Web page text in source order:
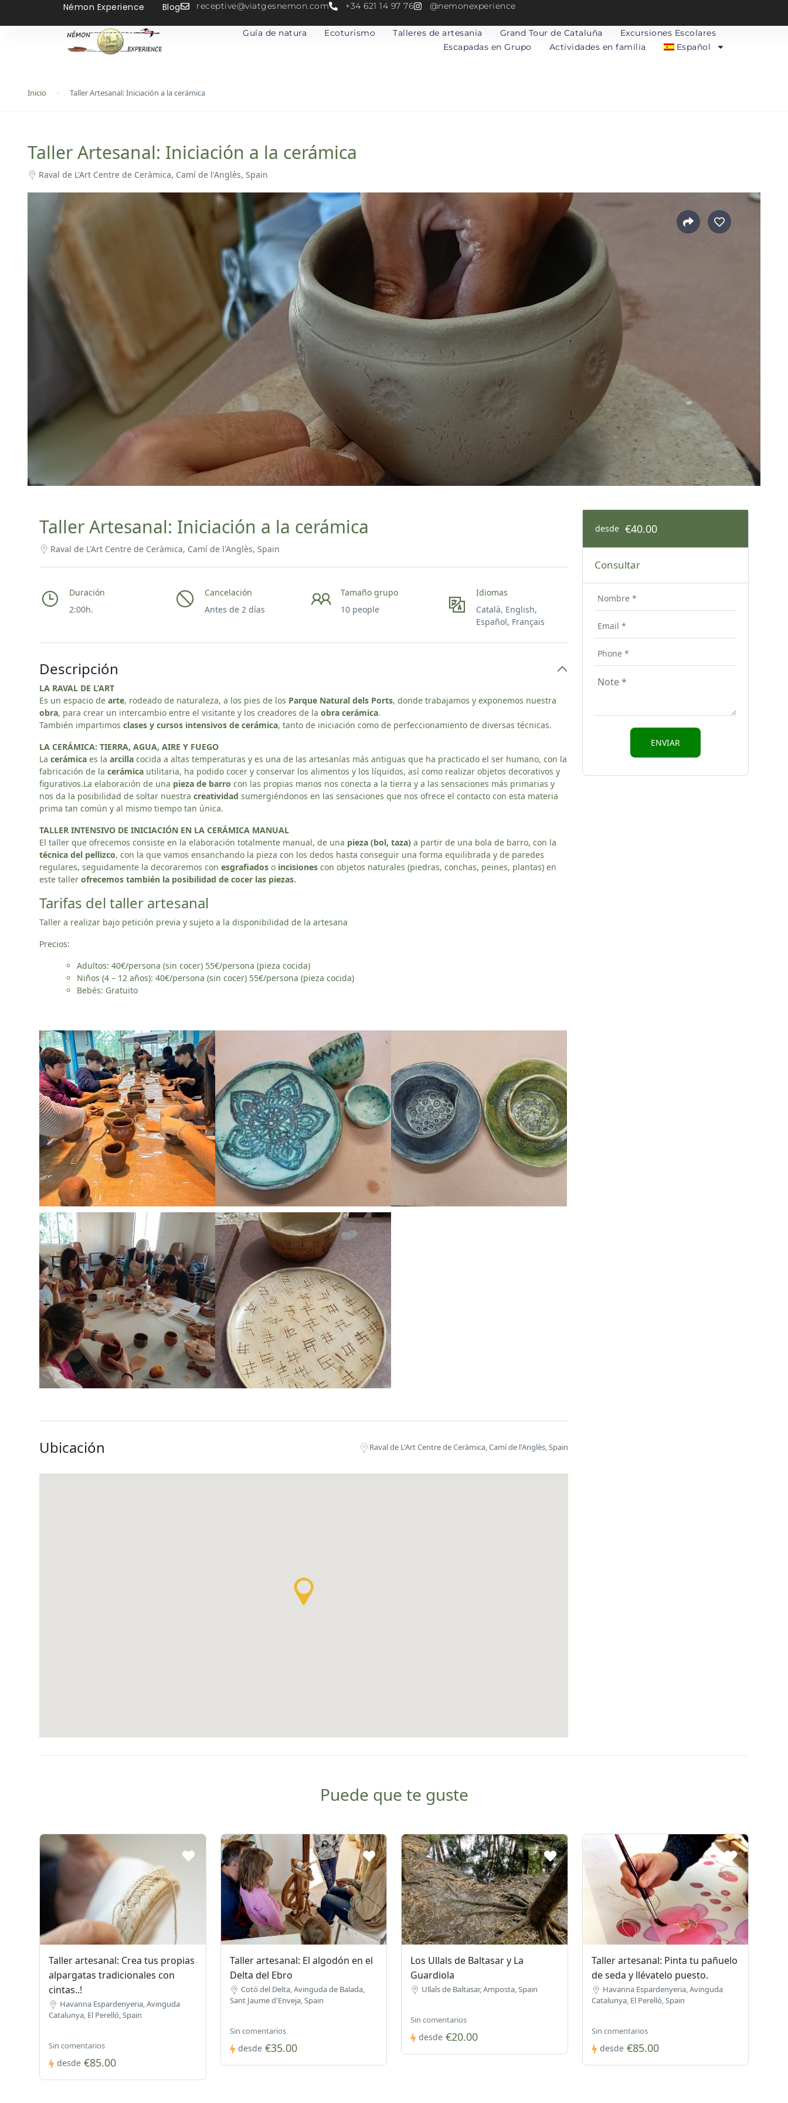
Némon Experience Blog receptive@viatgesnemon.com +34 621 14 97 76 @nemonexperience
Guía de natura Ecoturismo Talleres de artesania Grand Tour de Cataluña
Excursiones Escolares
Escapadas en Grupo
Actividades en família Español
Inicio Taller Artesanal: Iniciación a la cerámica
Taller Artesanal: Iniciación a la cerámica
Raval de L'Art Centre de Ceràmica, Camí de l'Anglès, Spain
Taller Artesanal: Iniciación a la cerámica
Raval de L'Art Centre de Ceràmica, Camí de l'Anglès, Spain
Duración
2:00h.
Cancelación
Antes de 2 días
Tamaño grupo
10 people
Idiomas
Català, English,
Español, Français
Descripción
LA RAVAL DE L’ART
Es un espacio de arte, rodeado de naturaleza, a los pies de los Parque Natural dels Ports, donde trabajamos y exponemos nuestra
obra, para crear un intercambio entre el visitante y los creadores de la obra cerámica.
También impartimos clases y cursos intensivos de cerámica, tanto de iniciación como de perfeccionamiento de diversas técnicas.
LA CERÁMICA: TIERRA, AGUA, AIRE Y FUEGO
La cerámica es la arcilla cocida a altas temperaturas y es una de las artesanías más antiguas que ha practicado el ser humano, con la
fabricación de la cerámica utilitaria, ha podido cocer y conservar los alimentos y los líquidos, así como realizar objetos decorativos y
figurativos.La elaboración de una pieza de barro con las propias manos nos conecta a la tierra y a las sensaciones más primarias y
nos da la posibilidad de soltar nuestra creatividad sumergiéndonos en las sensaciones que nos ofrece el contacto con esta materia
prima tan común y al mismo tiempo tan única.
TALLER INTENSIVO DE INICIACIÓN EN LA CERÁMICA MANUAL
El taller que ofrecemos consiste en la elaboración totalmente manual, de una pieza (bol, taza) a partir de una bola de barro, con la
técnica del pellizco, con la que vamos ensanchando la pieza con los dedos hasta conseguir una forma equilibrada y de paredes
regulares, seguidamente la decoraremos con esgrafiados o incisiones con objetos naturales (piedras, conchas, peines, plantas) en
este taller ofrecemos también la posibilidad de cocer las piezas.
Tarifas del taller artesanal
Taller a realizar bajo petición previa y sujeto a la disponibilidad de la artesana
Precios:
Adultos: 40€/persona (sin cocer) 55€/persona (pieza cocida)
Niños (4 – 12 años): 40€/persona (sin cocer) 55€/persona (pieza cocida)
Bebés: Gratuito
Ubicación Raval de L'Art Centre de Ceràmica, Camí de l'Anglès, Spain
desde €40.00
Consultar
Puede que te guste
Taller artesanal: Crea tus propias
alpargatas tradicionales con
cintas..!
Havanna Espardenyeria, Avinguda
Catalunya, El Perelló, Spain
Sin comentarios
desde €85.00
Taller artesanal: El algodón en el
Delta del Ebro
Cotó del Delta, Avinguda de Balada,
Sant Jaume d'Enveja, Spain
Sin comentarios
desde €35.00
Los Ullals de Baltasar y La
Guardiola
Ullals de Baltasar, Amposta, Spain
Sin comentarios
desde €20.00
Taller artesanal: Pinta tu pañuelo
de seda y llévatelo puesto.
Havanna Espardenyeria, Avinguda
Catalunya, El Perelló, Spain
Sin comentarios
desde €85.00